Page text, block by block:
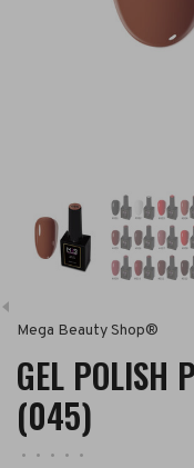
Mega Beauty Shop®
GEL POLISH
(045)
• • • •
•